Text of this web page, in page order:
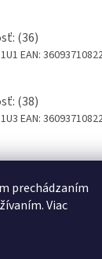
prechádzaním
Viac
(36)
EAN:
(38)
EAN:
(40)
EAN: